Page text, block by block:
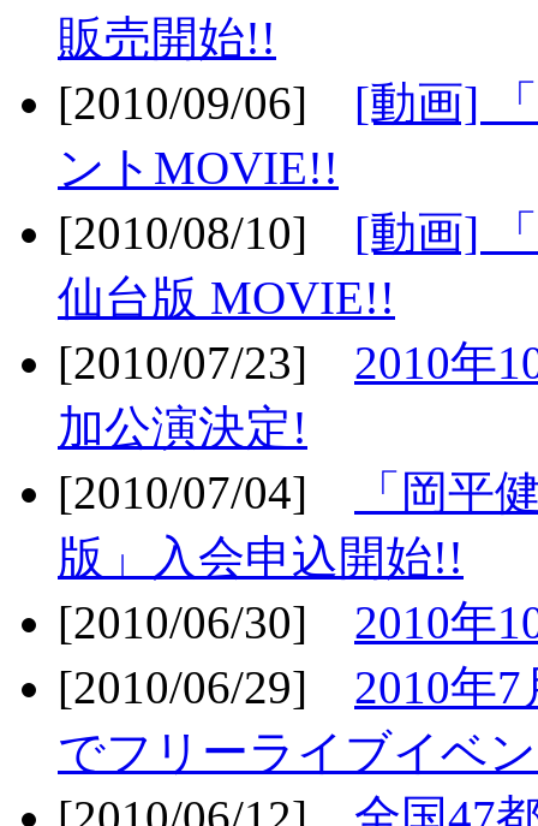
販売開始!!
[2010/09/06] [動画]
ントMOVIE!!
[2010/08/10] [動画]
仙台版 MOVIE!!
[2010/07/23] 2010年
加公演決定!
[2010/07/04]
「岡平
版」入会申込開始!!
[2010/06/30] 2010年
[2010/06/29] 2010年
でフリーライブイベ